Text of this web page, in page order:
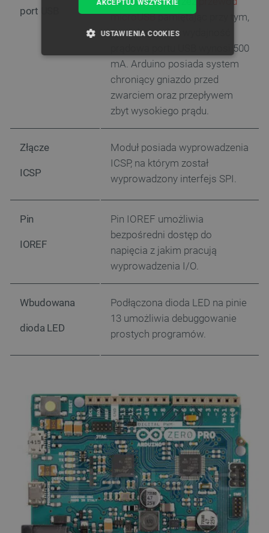
port USB
microUSBpamiętając przy tym,
że maksymalna wydajność
prądowa portu USB wynosi 500
mA. Arduino posiada system
chroniący gniazdo przed
zwarciem oraz przepływem
zbyt wysokiego prądu.
Złącze
ICSP
Moduł posiada wyprowadzenia
ICSP, na którym został
wyprowadzony interfejs SPI.
Pin
IOREF
Pin IOREF umożliwia
bezpośredni dostęp do
napięcia z jakim pracują
wyprowadzenia I/O.
Wbudowana
dioda LED
Podłączona dioda LED na pinie
13 umożliwia debuggowanie
prostych programów.
AKCEPTUJ WSZYSTKIE
USTAWIENIA COOKIES
NIEZBĘDNE WYDAJNOŚĆ
FUNKCJONALNOŚĆ
Targetowanie
podstawowych funkcji strony internetowej, takich
jak logowanie użytkownika i zarządzanie kontem.
Bez niezbędnych plików cookie nie można
prawidłowo korzystać ze strony internetowej.
VISITOR_PRIVACY_METADATA
YouTube
.youtube.com
Polityce prywatności Google